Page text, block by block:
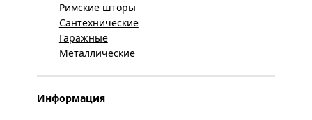
Римские шторы
Сантехнические
Гаражные
Металлические
Информация